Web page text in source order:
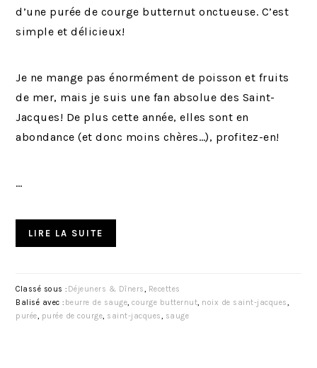
d’une purée de courge butternut onctueuse. C’est
simple et délicieux!
Je ne mange pas énormément de poisson et fruits
de mer, mais je suis une fan absolue des Saint-
Jacques! De plus cette année, elles sont en
abondance (et donc moins chères…), profitez-en!
…
LIRE LA SUITE
Classé sous : Déjeuners & Dîners, Recettes
Balisé avec : beurre de sauge,courge butternut, noix de saint-jacques,
purée, purée de courge, saint-jacques, sauge